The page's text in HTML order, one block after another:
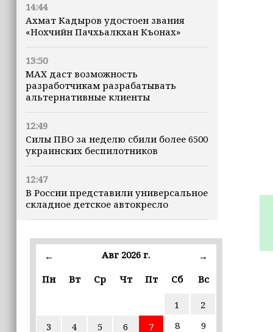
14:44
Ахмат Кадыров удостоен звания
«Нохчийн Пачхьалкхан Къонах»
13:50
MAX даст возможность
разработчикам разрабатывать
альтернативные клиенты
12:49
Силы ПВО за неделю сбили более 6500
украинских беспилотников
12:47
В России представили универсальное
складное детское автокресло
Невролог рассказала, как за минуту
определить инсульт
11:56
В селе Геремчук проводят капремонт
← Авг 2026 г.
→
Пн
Вт Ср Чт Пт Сб Вс
1
2
3
4 5 6 7 8
9